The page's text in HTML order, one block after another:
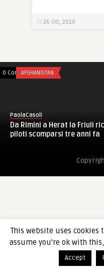
26 Ott, 2010
0 CommentsAFGHANISTAN
PaolaCasoli
Da Rimini a Herat la Friuli
piloti scomparsi tre anni fa
This website uses cookies
assume you're ok with
Accept